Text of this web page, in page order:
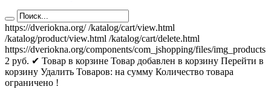
https://dveriokna.org/ /katalog/cart/view.html
/katalog/product/view.html /katalog/cart/delete.html
https://dveriokna.org/components/com_jshopping/files/img_products
2 руб. ✔ Товар в корзине Товар добавлен в корзину Перейти в
корзину Удалить Товаров: на сумму Количество товара
ограничено !